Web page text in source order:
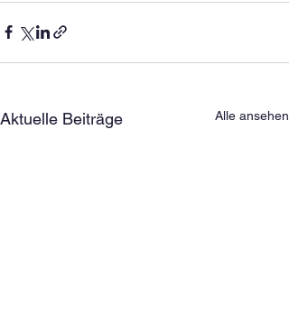
Aktuelle Beiträge Alle ansehen